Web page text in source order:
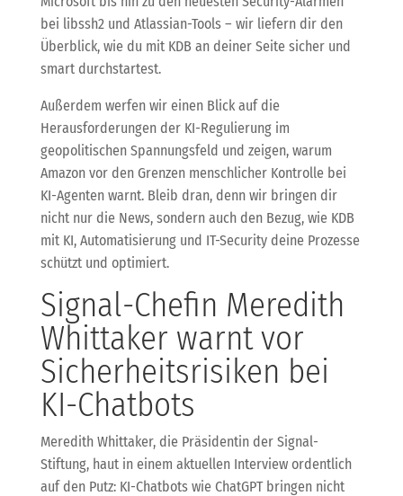
bei libssh2 und Atlassian-Tools – wir liefern dir den
Überblick, wie du mit KDB an deiner Seite sicher und
smart durchstartest.
Außerdem werfen wir einen Blick auf die
Herausforderungen der KI-Regulierung im
geopolitischen Spannungsfeld und zeigen, warum
Amazon vor den Grenzen menschlicher Kontrolle bei
KI-Agenten warnt. Bleib dran, denn wir bringen dir
nicht nur die News, sondern auch den Bezug, wie KDB
mit KI, Automatisierung und IT-Security deine Prozesse
schützt und optimiert.
Signal-Chefin Meredith
Whittaker warnt vor
Sicherheitsrisiken bei
KI-Chatbots
Meredith Whittaker, die Präsidentin der Signal-
Stiftung, haut in einem aktuellen Interview ordentlich
auf den Putz: KI-Chatbots wie ChatGPT bringen nicht